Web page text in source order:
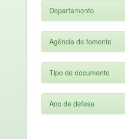
Departamento
Agência de fomento
Tipo de documento
Ano de defesa